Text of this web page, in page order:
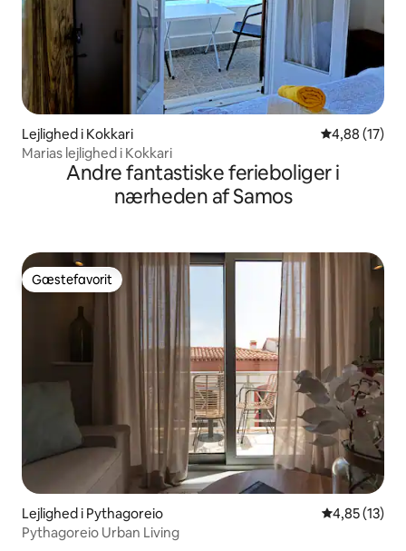
Lejlighed i Kokkari 4,88 ud af 5
4,88 (17)
Marias lejlighed i Kokkari
Andre fantastiske ferieboliger i
nærheden af Samos
Gæstefavorit
Gæstefavorit
Lejlighed i Pythagoreio 4,85 ud af 5
4,85 (13)
Pythagoreio Urban Living